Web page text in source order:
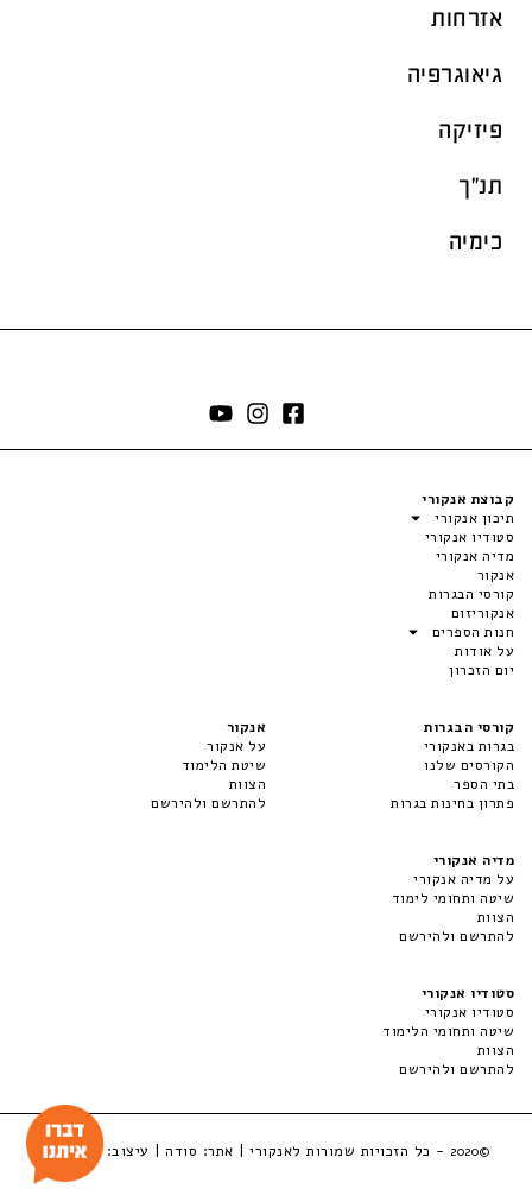
אזרחות
גיאוגרפיה
פיזיקה
תנ"ך
כימיה
קבוצת אנקורי
תיכון אנקורי
סטודיו אנקורי
מדיה אנקורי
אנקור
קורסי הבגרות
אנקוריזום
חנות הספרים
על אודות
יום הזכרון
קורסי הבגרות
בגרות באנקורי
הקורסים שלנו
בתי הספר
פתרון בחינות בגרות
אנקור
על אנקור
שיטת הלימוד
הצוות
להתרשם ולהירשם
מדיה אנקורי
על מדיה אנקורי
שיטה ותחומי לימוד
הצוות
להתרשם ולהירשם
סטודיו אנקורי
סטודיו אנקורי
שיטה ותחומי הלימוד
הצוות
להתרשם ולהירשם
©2020 - כל הזכויות שמורות לאנקורי | אתר: סודה| עיצוב:LuckyBox